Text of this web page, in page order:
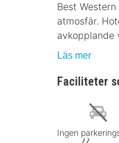
Best
atmosfär.
avkopplande
Läs mer
Faciliteter
Ingen